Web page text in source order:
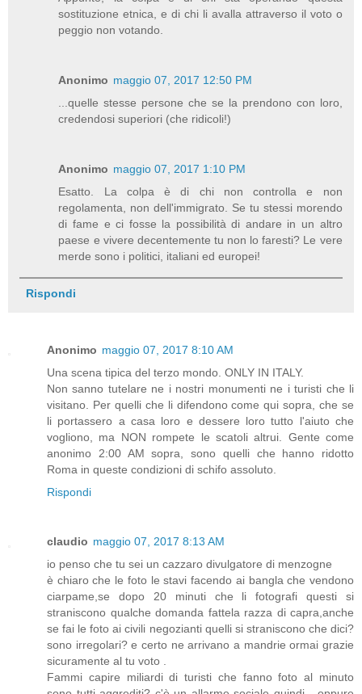
sostituzione etnica, e di chi li avalla attraverso il voto o
peggio non votando.
Anonimo maggio 07, 2017 12:50 PM
...quelle stesse persone che se la prendono con loro,
credendosi superiori (che ridicoli!)
Anonimo maggio 07, 2017 1:10 PM
Esatto. La colpa è di chi non controlla e non
regolamenta, non dell'immigrato. Se tu stessi morendo
di fame e ci fosse la possibilità di andare in un altro
paese e vivere decentemente tu non lo faresti? Le vere
merde sono i politici, italiani ed europei!
Rispondi
Anonimo maggio 07, 2017 8:10 AM
Una scena tipica del terzo mondo. ONLY IN ITALY.
Non sanno tutelare ne i nostri monumenti ne i turisti che li
visitano. Per quelli che li difendono come qui sopra, che se
li portassero a casa loro e dessere loro tutto l'aiuto che
vogliono, ma NON rompete le scatoli altrui. Gente come
anonimo 2:00 AM sopra, sono quelli che hanno ridotto
Roma in queste condizioni di schifo assoluto.
Rispondi
claudio maggio 07, 2017 8:13 AM
io penso che tu sei un cazzaro divulgatore di menzogne
è chiaro che le foto le stavi facendo ai bangla che vendono
ciarpame,se dopo 20 minuti che li fotografi questi si
straniscono qualche domanda fattela razza di capra,anche
se fai le foto ai civili negozianti quelli si straniscono che dici?
sono irregolari? e certo ne arrivano a mandrie ormai grazie
sicuramente al tu voto .
Fammi capire miliardi di turisti che fanno foto al minuto